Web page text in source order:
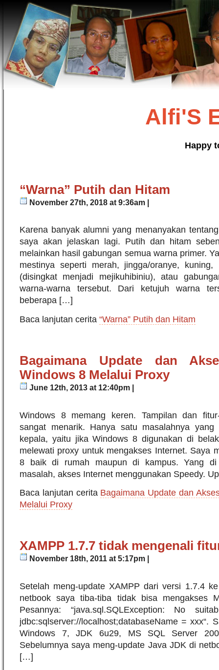
Alfi'S
Happy
“Warna” Putih dan Hitam
November 27th, 2018 at 9:36am |
Karena banyak alumni yang menanyakan
saya akan jelaskan lagi. Putih dan hitam
melainkan hasil gabungan semua warna primer.
mestinya seperti merah, jingga/oranye,
(disingkat menjadi mejikuhibiniu), atau
warna-warna tersebut. Dari ketujuh warna
beberapa […]
Baca lanjutan cerita “Warna” Putih dan Hitam
Bagaimana Update dan
Windows 8 Melalui Proxy
June 12th, 2013 at 12:40pm |
Windows 8 memang keren. Tampilan dan
sangat menarik. Hanya satu masalahnya yang
kepala, yaitu jika Windows 8 digunakan di
melewati proxy untuk mengakses Internet. Saya
8 baik di rumah maupun di kampus. Yang di
masalah, akses Internet menggunakan Speedy.
Baca lanjutan cerita Bagaimana Update dan
Melalui Proxy
XAMPP 1.7.7 tidak mengenali
November 18th, 2011 at 5:17pm |
Setelah meng-update XAMPP dari versi 1.7.4
netbook saya tiba-tiba tidak bisa mengakses
Pesannya: “java.sql.SQLException: No
jdbc:sqlserver://localhost;databaseName = xxx“.
Windows 7, JDK 6u29, MS SQL Server
Sebelumnya saya meng-update Java JDK di
[…]